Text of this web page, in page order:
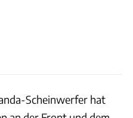
Scheinwerfer hat